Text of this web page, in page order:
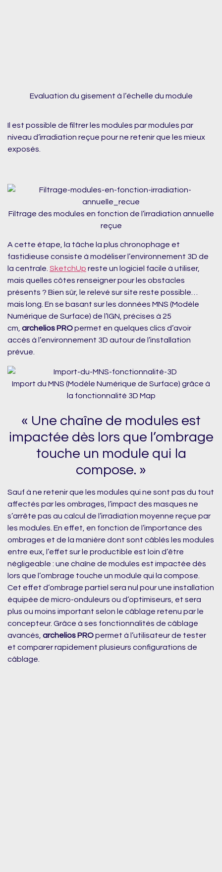
Evaluation du gisement à l’échelle du module
Il est possible de filtrer les modules par modules par
niveau d’irradiation reçue pour ne retenir que les mieux
exposés.
Filtrage des modules en fonction de l’irradiation annuelle
reçue
A cette étape, la tâche la plus chronophage et
fastidieuse consiste à modéliser l’environnement 3D de
la centrale. SketchUp reste un logiciel facile à utiliser,
mais quelles côtes renseigner pour les obstacles
présents ? Bien sûr, le relevé sur site reste possible…
mais long. En se basant sur les données MNS (Modèle
Numérique de Surface) de l’IGN, précises à 25
cm, archelios PROpermet en quelques clics d’avoir
accès à l’environnement 3D autour de l’installation
prévue.
Import du MNS (Modèle Numérique de Surface) grâce à
la fonctionnalité 3D Map
« Une chaîne de modules est
impactée dès lors que l’ombrage
touche un module qui la
compose. »
Sauf à ne retenir que les modules qui ne sont pas du tout
affectés par les ombrages, l’impact des masques ne
s’arrête pas au calcul de l’irradiation moyenne reçue par
les modules. En effet, en fonction de l’importance des
ombrages et de la manière dont sont câblés les modules
entre eux, l’effet sur le productible est loin d’être
négligeable : une chaîne de modules est impactée dès
lors que l’ombrage touche un module qui la compose.
Cet effet d’ombrage partiel sera nul pour une installation
équipée de micro-onduleurs ou d’optimiseurs, et sera
plus ou moins important selon le câblage retenu par le
concepteur. Grâce à ses fonctionnalités de câblage
avancés, archelios PROpermet à l’utilisateur de tester
et comparer rapidement plusieurs configurations de
câblage.